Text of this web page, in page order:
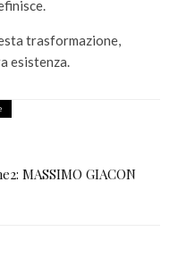
trasformazione,
esistenza.
MASSIMO GIACON